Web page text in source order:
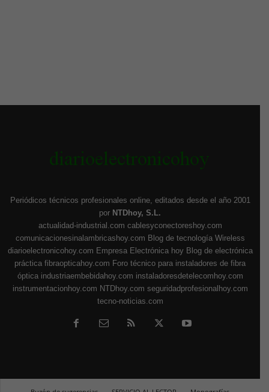
Periódicos técnicos profesionales online, editados desde el año 2001
por NTDhoy, S.L.
actualidad-industrial.com cablesyconectoreshoy.com
comunicacionesinalambricashoy.com Blog de tecnología Wireless
diarioelectronicohoy.com Empresa Electrónica hoy Blog de electrónica
práctica fibraopticahoy.com Foro técnico para instaladores de fibra
óptica industriaembebidahoy.com instaladoresdetelecomhoy.com
instrumentacionhoy.com NTDhoy.com seguridadprofesionalhoy.com
tecno-noticias.com